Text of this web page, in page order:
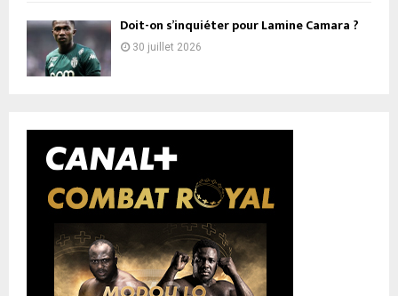
Doit-on s’inquiéter pour Lamine Camara ?
30 juillet 2026